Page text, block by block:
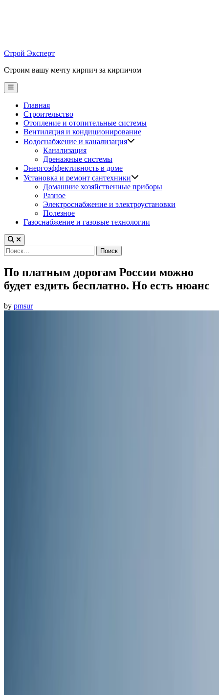
Строй Эксперт
Строим вашу мечту кирпич за кирпичом
Main
Menu
Главная
Строительство
Отопление и отопительные системы
Вентиляция и кондиционирование
Водоснабжение и канализация
Канализация
Дренажные системы
Энергоэффективность в доме
Установка и ремонт сантехники
Домашние хозяйственные приборы
Разное
Электроснабжение и электроустановки
Полезное
Газоснабжение и газовые технологии
Найти:
По платным дорогам России можно
будет ездить бесплатно. Но есть нюанс
by pmsur